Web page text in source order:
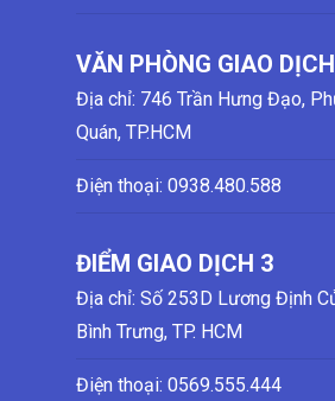
VĂN PHÒNG GIAO
Địa chỉ: 746 Trần Hưng Đạo,
Quán, TP.HCM
Điện thoại: 0938.480.588
ĐIỂM GIAO DỊCH 3
Địa chỉ: Số 253D Lương Định
Bình Trưng, TP. HCM
Điện thoại: 0569.555.444